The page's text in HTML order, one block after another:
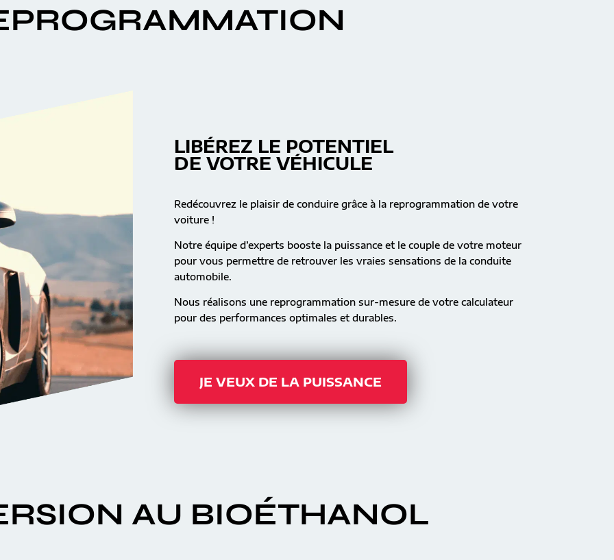
LIBÉREZ LE POTENTIEL
DE VOTRE VÉHICULE
Redécouvrez le plaisir de conduire grâce à la reprogrammation de votre
voiture !
Notre équipe d’experts booste la puissance et le couple de votre moteur
pour vous permettre de retrouver les vraies sensations de la conduite
automobile.
Nous réalisons une reprogrammation sur-mesure de votre calculateur
pour des performances optimales et durables.
JE VEUX DE LA PUISSANCE
AU BIOÉTHANOL